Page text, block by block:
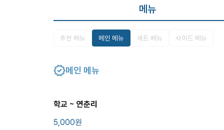
메뉴
추천 메뉴 메인 메뉴 세트 메뉴 사이드 메뉴
메인 메뉴
학교 ~ 연춘리
5,000원